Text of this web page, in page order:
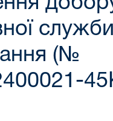
(№